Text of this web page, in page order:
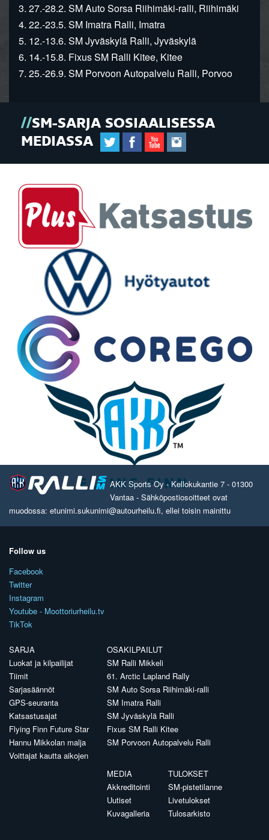
3. 27.-28.2. SM Auto Sorsa Riihimäki-ralli, Riihimäki
4. 22.-23.5. SM Imatra Ralli, Imatra
5. 12.-13.6. SM Jyväskylä Ralli, Jyväskylä
6. 14.-15.8. Fixus SM Ralli Kitee, Kitee
7. 25.-26.9. SM Porvoon Autopalvelu Ralli, Porvoo
SM-SARJA SOSIAALISESSA
MEDIASSA
AKK Sports Oy - Kellokukantie 7 - 01300
Vantaa - Sähköpostiosoitteet ovat
muodossa: etunimi.sukunimi@autourheilu.fi, ellei toisin mainittu
Follow us
Facebook
Twitter
Instagram
Youtube - Moottoriurheilu.tv
TikTok
SARJA
Luokat ja kilpailijat
Tiimit
Sarjasäännöt
GPS-seuranta
Katsastusajat
Flying Finn Future Star
Hannu Mikkolan malja
Voittajat kautta aikojen
OSAKILPAILUT
SM Ralli Mikkeli
61. Arctic Lapland Rally
SM Auto Sorsa Riihimäki-ralli
SM Imatra Ralli
SM Jyväskylä Ralli
Fixus SM Ralli Kitee
SM Porvoon Autopalvelu Ralli
MEDIA
Akkreditointi
Uutiset
Kuvagalleria
TULOKSET
SM-pistetilanne
Livetulokset
Tulosarkisto